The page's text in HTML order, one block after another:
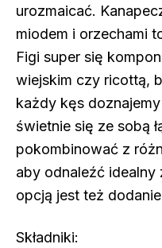
urozmaicać.
miodem i orzechami
Figi super się
wiejskim czy ricottą,
każdy kęs
świetnie się ze sobą
pokombinować z
aby odnaleźć idealny
opcją jest też
Składniki: